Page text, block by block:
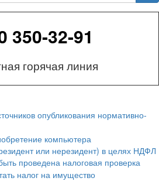
350-32-91
горячая линия
опубликования нормативно-
компьютера
или нерезидент) в целях НДФЛ
проведена налоговая проверка
налог на имущество